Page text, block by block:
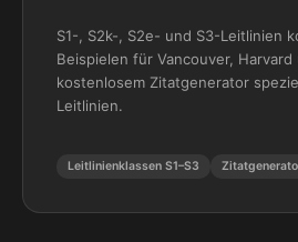
S1-, S2k-, S2e- und S3-Leitlinien
Beispielen für Vancouver, Harvard
kostenlosem Zitatgenerator
Leitlinien.
Leitlinienklassen S1–S3